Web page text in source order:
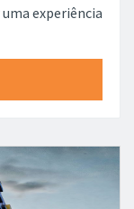
experiência